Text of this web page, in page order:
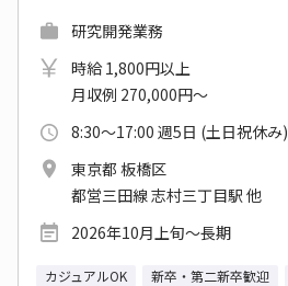
研究開発業務
時給 1,800円以上
月収例 270,000円～
8:30～17:00 週5日 (土日祝休み)
東京都 板橋区
都営三田線 志村三丁目駅 他
2026年10月上旬～長期
カジュアルOK 新卒・第二新卒歓迎